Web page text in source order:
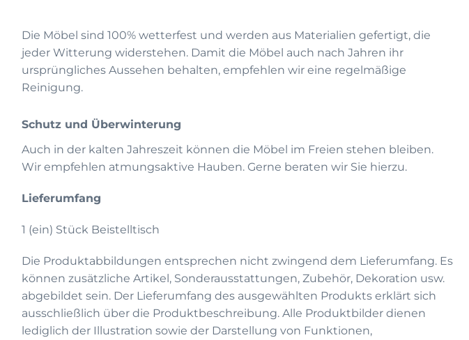
Die Möbel sind 100% wetterfest und werden aus Materialien gefertigt, die
jeder Witterung widerstehen. Damit die Möbel auch nach Jahren ihr
ursprüngliches Aussehen behalten, empfehlen wir eine regelmäßige
Reinigung.
Schutz und Überwinterung
Auch in der kalten Jahreszeit können die Möbel im Freien stehen bleiben.
Wir empfehlen atmungsaktive Hauben. Gerne beraten wir Sie hierzu.
Lieferumfang
1 (ein) Stück Beistelltisch
Die Produktabbildungen entsprechen nicht zwingend dem Lieferumfang. Es
können zusätzliche Artikel, Sonderausstattungen, Zubehör, Dekoration usw.
abgebildet sein. Der Lieferumfang des ausgewählten Produkts erklärt sich
ausschließlich über die Produktbeschreibung. Alle Produktbilder dienen
lediglich der Illustration sowie der Darstellung von Funktionen,